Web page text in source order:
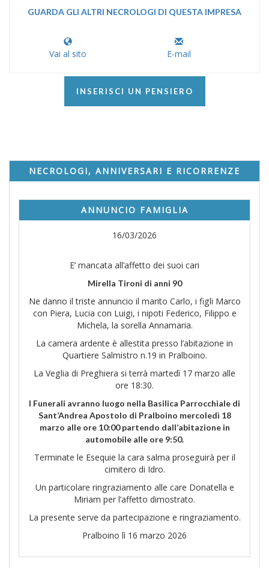
GUARDA GLI ALTRI NECROLOGI DI QUESTA IMPRESA
Vai al sito E-mail
INSERISCI UN PENSIERO
NECROLOGI, ANNIVERSARI E RICORRENZE
ANNUNCIO FAMIGLIA
16/03/2026
E’ mancata all’affetto dei suoi cari
Mirella Tironi di anni 90
Ne danno il triste annuncio il marito Carlo, i figli Marco
con Piera, Lucia con Luigi, i nipoti Federico, Filippo e
Michela, la sorella Annamaria.
La camera ardente è allestita presso l’abitazione in
Quartiere Salmistro n.19 in Pralboino.
La Veglia di Preghiera si terrà martedì 17 marzo alle
ore 18:30.
I Funerali avranno luogo nella Basilica Parrocchiale di
Sant’Andrea Apostolo di Pralboino mercoledì 18
marzo alle ore 10:00 partendo dall’abitazione in
automobile alle ore 9:50.
Terminate le Esequie la cara salma proseguirà per il
cimitero di Idro.
Un particolare ringraziamento alle care Donatella e
Miriam per l’affetto dimostrato.
La presente serve da partecipazione e ringraziamento.
Pralboino lì 16 marzo 2026